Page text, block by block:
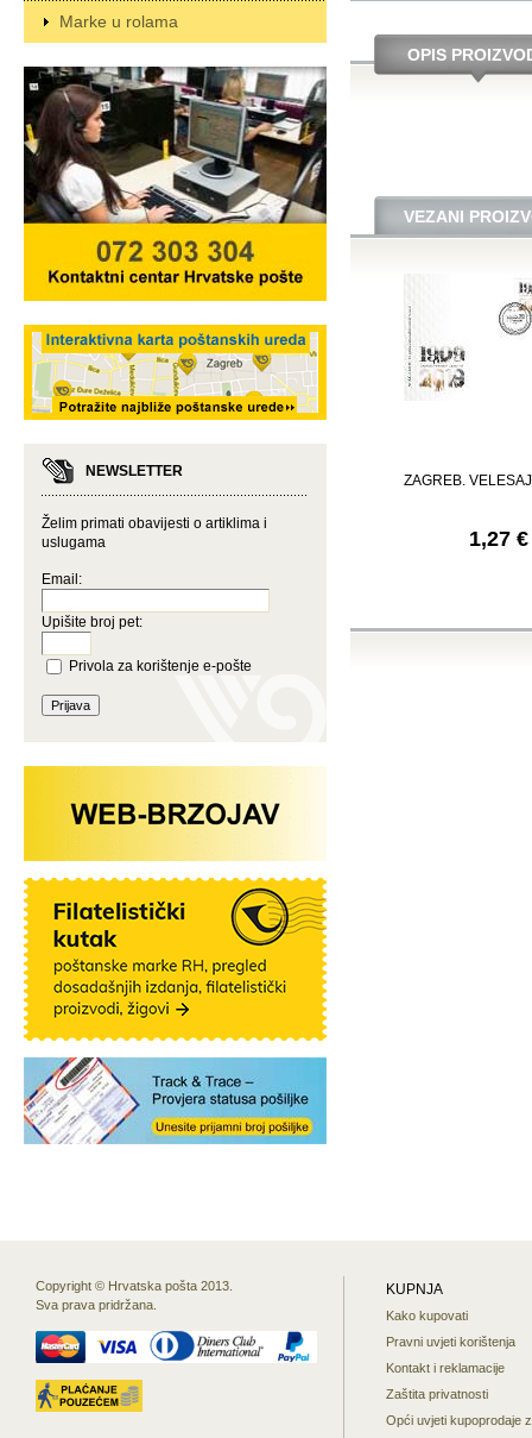
Marke u rolama
NEWSLETTER
Želim primati obavijesti o artiklima i
uslugama
Email:
Upišite broj pet:
Privola za korištenje e-pošte
OPIS
VEZANI
ZAGREB.
1,27 €
Copyright © Hrvatska pošta 2013.
Sva prava pridržana.
KUPNJA
Kako kupovati
Pravni uvjeti korištenja
Kontakt i reklamacije
Zaštita privatnosti
Opći uvjeti kupoprodaje